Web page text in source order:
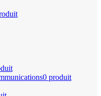
0 produit